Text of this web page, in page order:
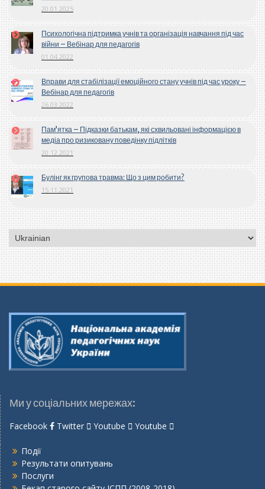
20.01.2025
Психологічна підтримка учнів та організація навчання під час
війни – Вебінар для педагогів
01.04.2022
Вправи для стабілізації емоційного стану учнів під час уроку –
Вебінар для педагогів
26.03.2022
Пам’ятка – Підказки батькам, які схвильовані інформацією в
медіа про ризиковану поведінку підлітків
20.12.2021
Булінг як групова травма: Що з цим робити?
15.11.2021
Вибрати
мову
Ми у соціальних мережах:
Facebook Twitter Youtube Youtube
Події
Результати опитувань
Послуги